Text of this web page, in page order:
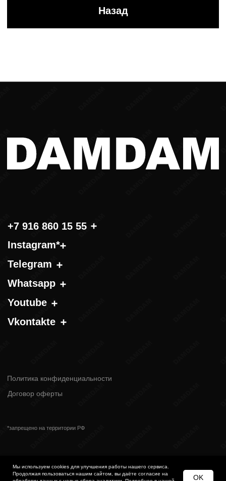
Мы используем cookies для улучшения работы нашего сервиса.
Продолжая пользоваться нашим сайтом, вы даёте согласие на
OK